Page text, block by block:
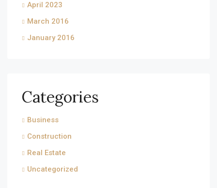
April 2023
March 2016
January 2016
Categories
Business
Construction
Real Estate
Uncategorized